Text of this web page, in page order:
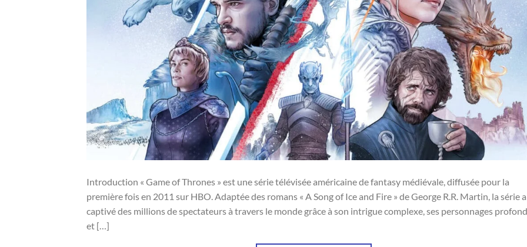
Introduction « Game of Thrones » est une série télévisée américaine de fantasy médiévale, diffusée pour la
première fois en 2011 sur HBO. Adaptée des romans « A Song of Ice and Fire » de George R.R. Martin, la série a
captivé des millions de spectateurs à travers le monde grâce à son intrigue complexe, ses personnages
et […]